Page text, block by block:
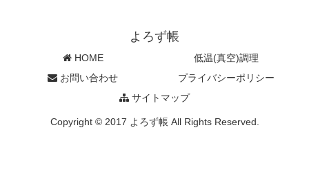
よろず帳
HOME
低温(真空)調理
お問い合わせ
プライバシーポリシー
サイトマップ
Copyright © 2017 よろず帳 All Rights Reserved.